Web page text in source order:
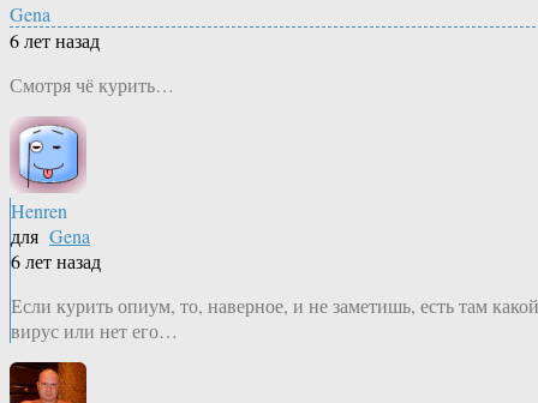
Gena
6 лет назад
Смотря чё курить…
Henren
для Gena
6 лет назад
Если курить опиум, то, наверное, и не заметишь, есть там какой
вирус или нет его…